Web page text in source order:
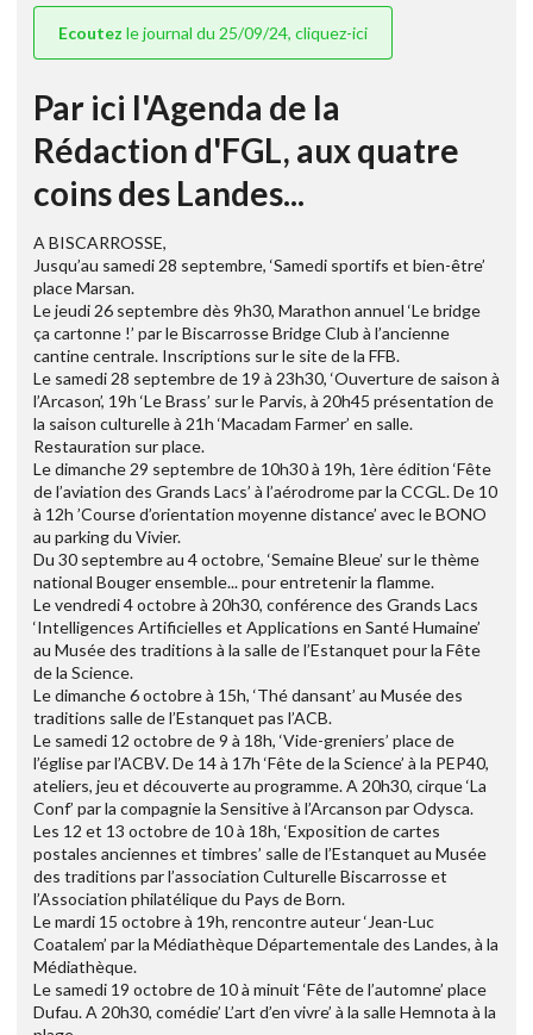
Ecoutez le journal du 25/09/24, cliquez-ici
Par ici l'Agenda de la
Rédaction d'FGL, aux quatre
coins des Landes...
A BISCARROSSE,
Jusqu’au samedi 28 septembre, ‘Samedi sportifs et bien-être’
place Marsan.
Le jeudi 26 septembre dès 9h30, Marathon annuel ‘Le bridge
ça cartonne !’ par le Biscarrosse Bridge Club à l’ancienne
cantine centrale. Inscriptions sur le site de la FFB.
Le samedi 28 septembre de 19 à 23h30, ‘Ouverture de saison à
l’Arcason’, 19h ‘Le Brass’ sur le Parvis, à 20h45 présentation de
la saison culturelle à 21h ‘Macadam Farmer’ en salle.
Restauration sur place.
Le dimanche 29 septembre de 10h30 à 19h, 1ère édition ‘Fête
de l’aviation des Grands Lacs’ à l’aérodrome par la CCGL. De 10
à 12h ’Course d’orientation moyenne distance’ avec le BONO
au parking du Vivier.
Du 30 septembre au 4 octobre, ‘Semaine Bleue’ sur le thème
national Bouger ensemble... pour entretenir la flamme.
Le vendredi 4 octobre à 20h30, conférence des Grands Lacs
‘Intelligences Artificielles et Applications en Santé Humaine’
au Musée des traditions à la salle de l’Estanquet pour la Fête
de la Science.
Le dimanche 6 octobre à 15h, ‘Thé dansant’ au Musée des
traditions salle de l’Estanquet pas l’ACB.
Le samedi 12 octobre de 9 à 18h, ‘Vide-greniers’ place de
l’église par l’ACBV. De 14 à 17h ‘Fête de la Science’ à la PEP40,
ateliers, jeu et découverte au programme. A 20h30, cirque ‘La
Conf’ par la compagnie la Sensitive à l’Arcanson par Odysca.
Les 12 et 13 octobre de 10 à 18h, ‘Exposition de cartes
postales anciennes et timbres’ salle de l’Estanquet au Musée
des traditions par l’association Culturelle Biscarrosse et
l’Association philatélique du Pays de Born.
Le mardi 15 octobre à 19h, rencontre auteur ‘Jean-Luc
Coatalem’ par la Médiathèque Départementale des Landes, à la
Médiathèque.
Le samedi 19 octobre de 10 à minuit ‘Fête de l’automne’ place
Dufau. A 20h30, comédie’ L’art d’en vivre’ à la salle Hemnota à la